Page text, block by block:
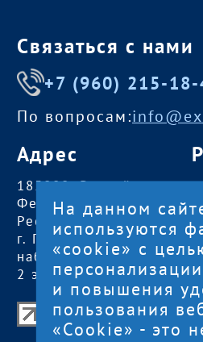
Связаться с нами
+7 (960) 215-18-
По вопросам:
Адрес
185000, Российская
Федерация,
Республика Карелия
г. Петрозаводск,
наб. Гюллинга, 11 /
2 этаж, офис 2
Центр поддержки
Карелия
На данном
используются
«cookie» с
и повышения
пользования
«Cookie» - это